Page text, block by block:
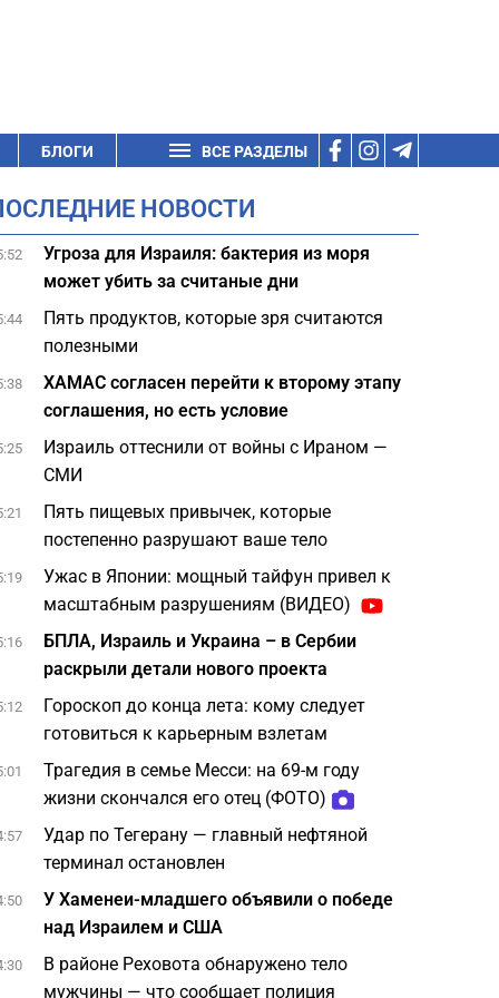
БЛОГИ ВСЕ РАЗДЕЛЫ
НОВОСТИ
Угроза для Израиля: бактерия из моря
может убить за считаные дни
Пять продуктов, которые зря считаются
полезными
ХАМАС согласен перейти к второму этапу
соглашения, но есть условие
Израиль оттеснили от войны с Ираном —
СМИ
Пять пищевых привычек, которые
постепенно разрушают ваше тело
Ужас в Японии: мощный тайфун привел к
масштабным разрушениям (ВИДЕО)
БПЛА, Израиль и Украина – в Сербии
раскрыли детали нового проекта
Гороскоп до конца лета: кому следует
готовиться к карьерным взлетам
Трагедия в семье Месси: на 69-м году
жизни скончался его отец (ФОТО)
Удар по Тегерану — главный нефтяной
терминал остановлен
У Хаменеи-младшего объявили о победе
над Израилем и США
В районе Реховота обнаружено тело
мужчины — что сообщает полиция